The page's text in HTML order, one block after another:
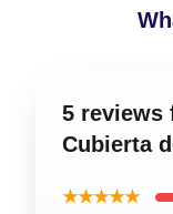
5 reviews
Cubierta
★★★★★